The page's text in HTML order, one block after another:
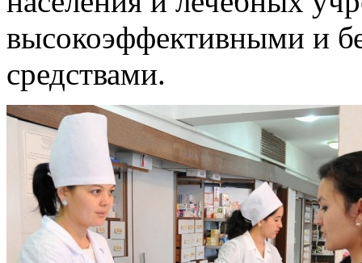
высокоэффективными и
средствами.